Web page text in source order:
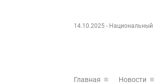
14.10.2025 - Национальный
Главная Новости